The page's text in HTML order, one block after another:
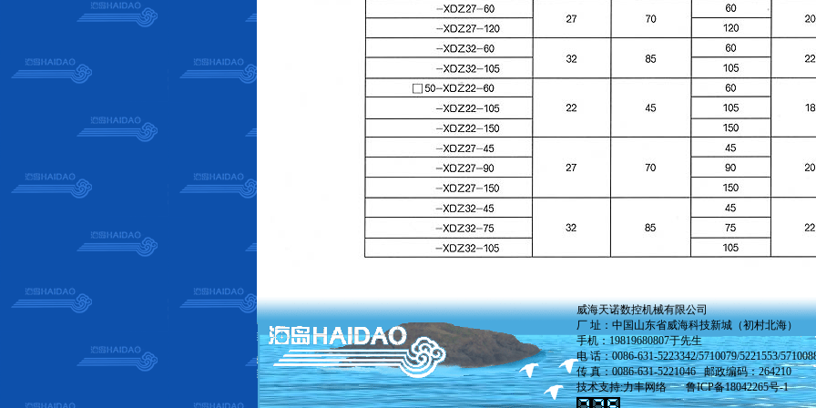
威海天诺数控机械有限公司
厂 址：中国山东省威海科技新城（初村北海）
手机：19819680807于先生
电 话：0086-631-5223342/5710079/5221553/
传 真：0086-631-5221046 邮政编码：264210
技术支持:力丰网络 鲁ICP备18042265号-1